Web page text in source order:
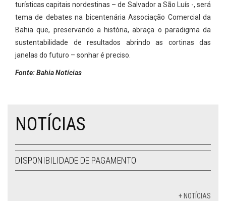
turísticas capitais nordestinas – de Salvador a São Luís -, será
tema de debates na bicentenária Associação Comercial da
Bahia que, preservando a história, abraça o paradigma da
sustentabilidade de resultados abrindo as cortinas das
janelas do futuro – sonhar é preciso.
Fonte: Bahia Notícias
NOTÍCIAS
DISPONIBILIDADE DE PAGAMENTO
+ NOTÍCIAS